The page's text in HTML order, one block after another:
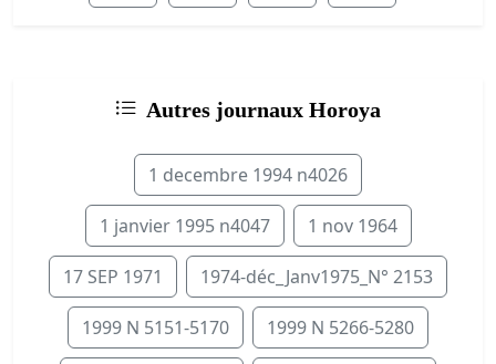
Autres journaux Horoya
1 decembre 1994 n4026
1 janvier 1995 n4047 1 nov 1964
17 SEP 1971 1974-déc_Janv1975_N° 2153
1999 N 5151-5170 1999 N 5266-5280